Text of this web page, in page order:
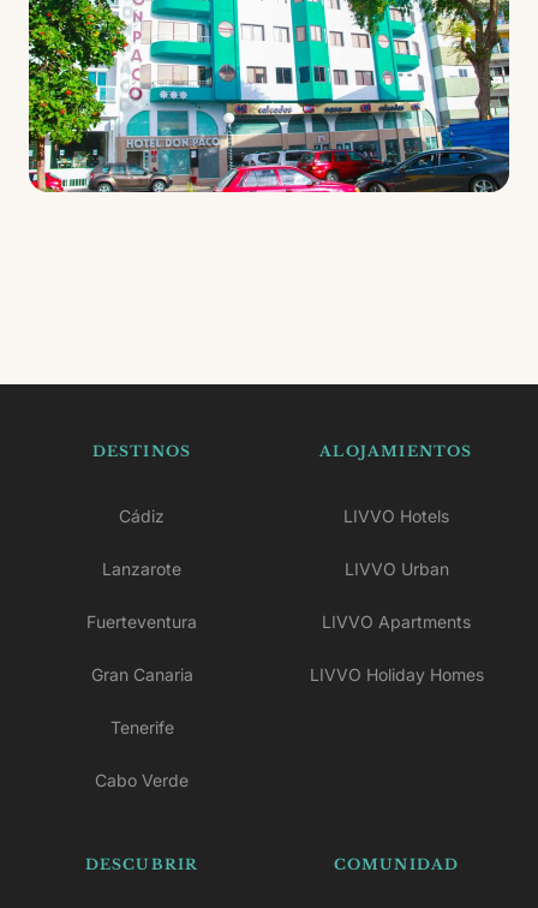
DESTINOS
Cádiz
Lanzarote
Fuerteventura
Gran Canaria
Tenerife
Cabo Verde
ALOJAMIENTOS
LIVVO Hotels
LIVVO Urban
LIVVO Apartments
LIVVO Holiday Homes
DESCUBRIR COMUNIDAD